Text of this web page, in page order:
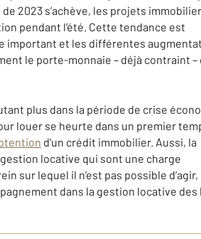
2023 s’achève, les projets
pendant l’été. Cette tendance est
important et les différentes
le porte-monnaie – déjà contraint –
plus dans la période de crise
louer se heurte dans un premier
d’un crédit immobilier. Aussi, la
locative qui sont une charge
sur lequel il n’est pas possible d’agir,
dans la gestion locative des